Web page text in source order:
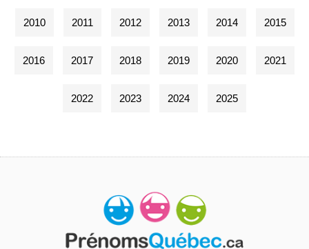
2010 2011 2012 2013 2014 2015
2016 2017 2018 2019 2020 2021
2022 2023 2024 2025